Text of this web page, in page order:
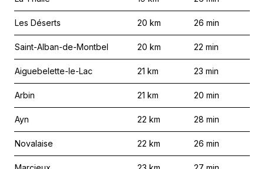
Les Déserts 20 km 26 min
Saint-Alban-de-Montbel 20 km 22 min
Aiguebelette-le-Lac 21 km 23 min
Arbin 21 km 20 min
Ayn 22 km 28 min
Novalaise 22 km 26 min